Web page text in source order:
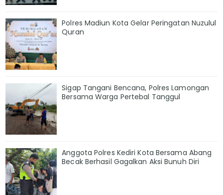
Polres Madiun Kota Gelar Peringatan Nuzulul
Quran
Sigap Tangani Bencana, Polres Lamongan
Bersama Warga Pertebal Tanggul
Anggota Polres Kediri Kota Bersama Abang
Becak Berhasil Gagalkan Aksi Bunuh Diri